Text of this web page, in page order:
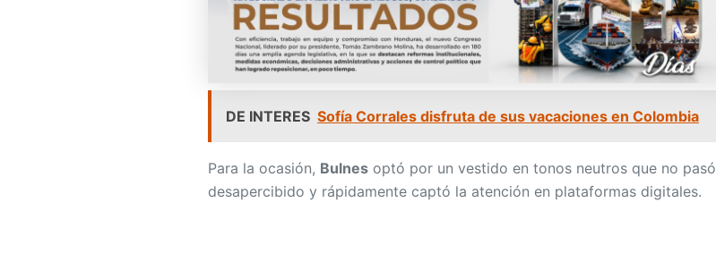
DE INTERES Sofía Corrales disfruta de sus vacaciones en Colombia
Para la ocasión, Bulnes optó por un vestido en tonos neutros que no pasó
desapercibido y rápidamente captó la atención en plataformas digitales.